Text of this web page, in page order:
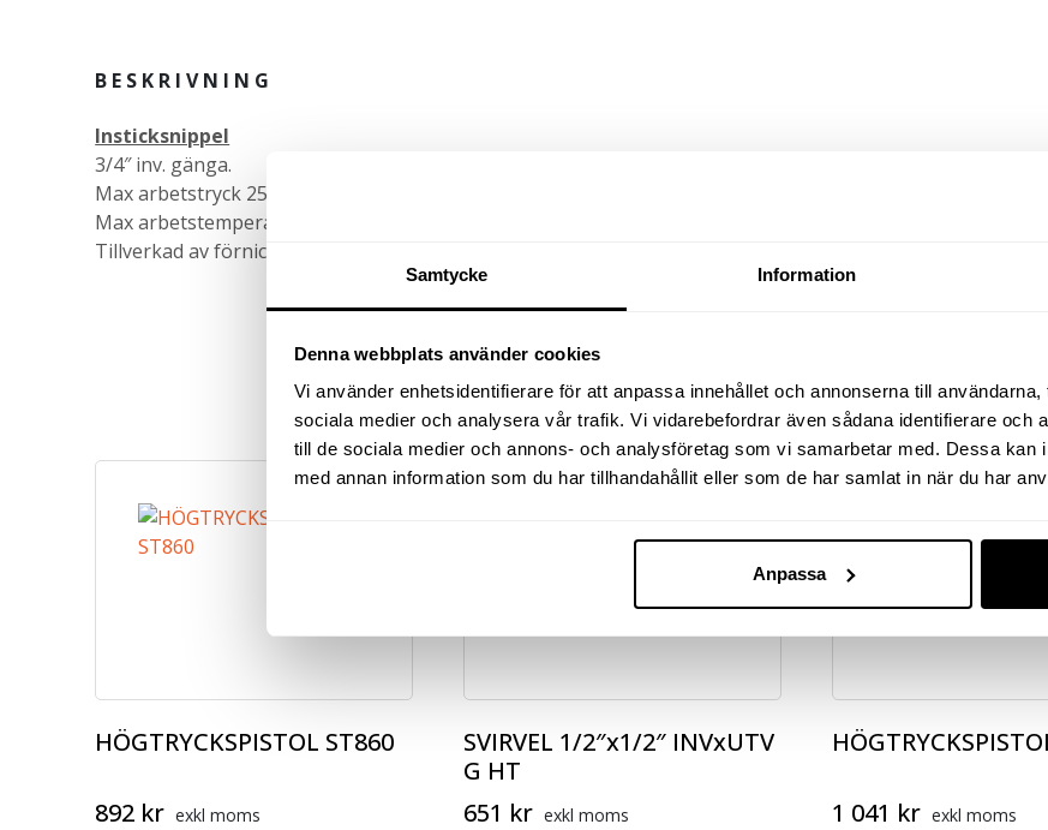
Samtycke Information
Denna webbplats använder cookies
Vi använder enhetsidentifierare för att anpassa innehållet och annonserna till
sociala medier och analysera vår trafik. Vi vidarebefordrar även sådana identifierare och
till de sociala medier och annons- och analysföretag som vi samarbetar med. Dessa kan
med annan information som du har tillhandahållit eller som de har samlat in när du har
Anpassa
BESKRIVNING
Insticksnippel
3/4″ inv. gänga.
Max arbetstryck 25 bar.
Max arbetstemperatur 80 grader C.
Tillverkad av förnicklad mässing.
Relaterade produkter
HÖGTRYCKSPISTOL ST860
892 kr exkl moms
SVIRVEL 1/2″x1/2″ INVxUTV
G HT
651 kr exkl moms 1 041 kr exkl moms